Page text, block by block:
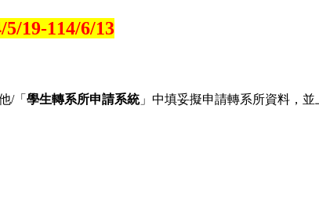
5/19-114/6/13
/「 學生轉系所申請系統」中填妥擬申請轉系所資料，